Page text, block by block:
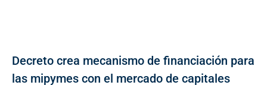
Decreto crea mecanismo de financiación para
las mipymes con el mercado de capitales